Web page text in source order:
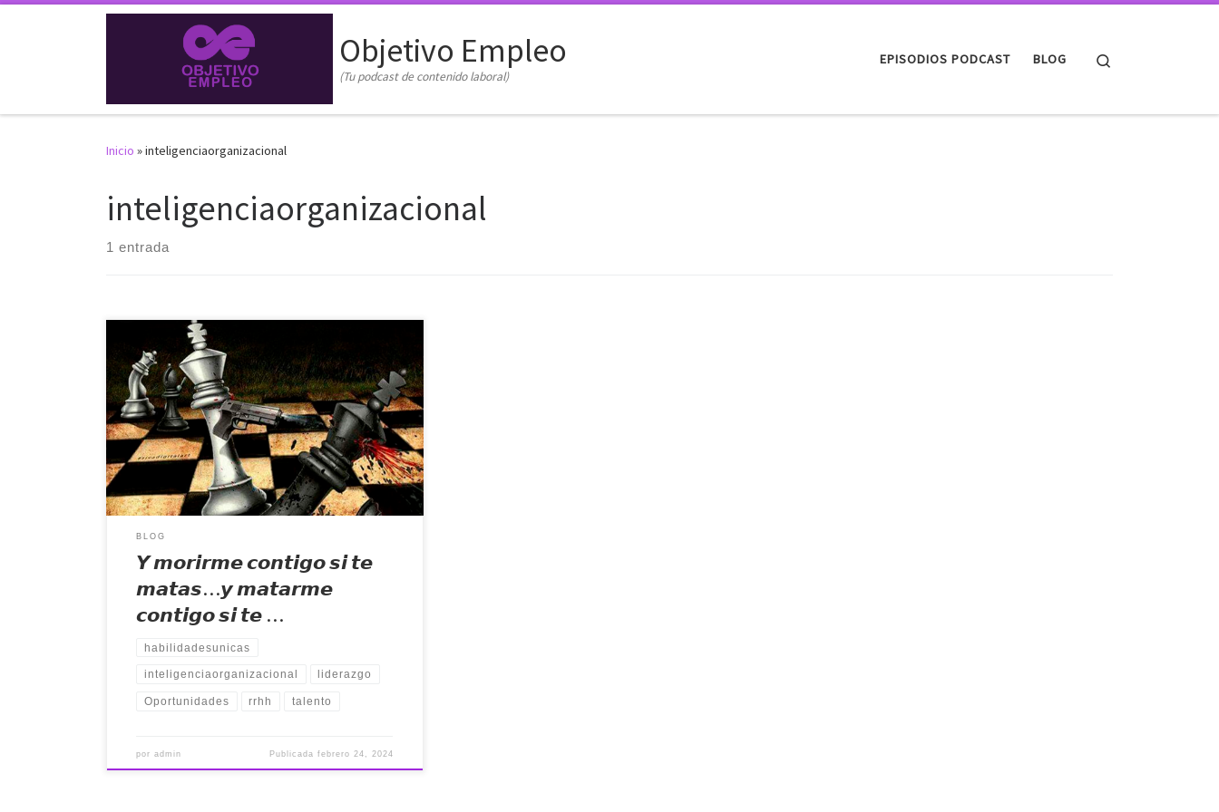
Objetivo Empleo
(Tu podcast de contenido laboral)
EPISODIOS PODCAST BLOG
Inicio »inteligenciaorganizacional
inteligenciaorganizacional
1 entrada
¿Cómo debe gestionar una empresa el 𝘁𝗮𝗹𝗲𝗻𝘁𝗼
𝗶𝗻𝗱𝗶𝘃𝗶𝗱𝘂𝗮𝗹 de un/a trabajador/a?
El talento
individual de cada trabajador es la chispa que
enciende la innovación y el éxito en una empresa,
transformando habilidades únicas de las personas que
se tiene en la organización en un generador que
impulsa logros compartidos […]
BLOG
𝙔 𝙢𝙤𝙧𝙞𝙧𝙢𝙚 𝙘𝙤𝙣𝙩𝙞𝙜𝙤 𝙨𝙞 𝙩𝙚
𝙢𝙖𝙩𝙖𝙨…𝙮 𝙢𝙖𝙩𝙖𝙧𝙢𝙚
𝙘𝙤𝙣𝙩𝙞𝙜𝙤 𝙨𝙞 𝙩𝙚 …
habilidadesunicas
inteligenciaorganizacional liderazgo
Oportunidades rrhh talento
poradmin Publicada febrero 24, 2024